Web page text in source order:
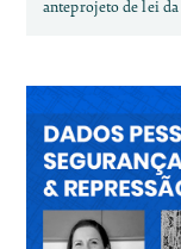
anteprojeto de lei da